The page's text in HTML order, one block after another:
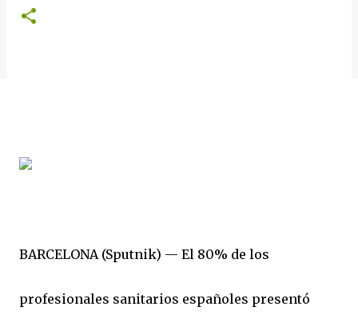
BARCELONA (Sputnik) — El 80% de los
profesionales sanitarios españoles presentó